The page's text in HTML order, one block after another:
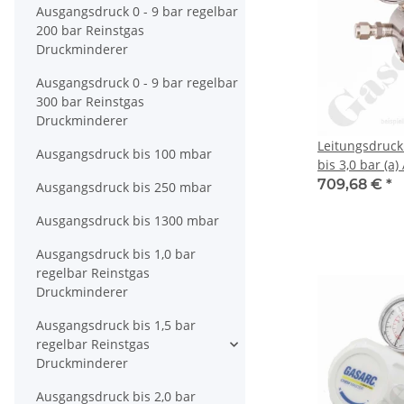
bis 3,0 bar
regelbar -
709,68 € *
Ausgangsdruck 0 - 9 bar regelbar
200 bar Reinstgas
Druckminderer
Ausgangsdruck 0 - 9 bar regelbar
300 bar Reinstgas
Druckminderer
Ausgangsdruck bis 100 mbar
Ausgangsdruck bis 250 mbar
Ausgangsdruck bis 1300 mbar
Ausgangsdruck bis 1,0 bar
regelbar Reinstgas
Druckminderer
Ausgangsdruck bis 1,5 bar
regelbar Reinstgas
Druckminderer
Ausgangsdruck bis 2,0 bar